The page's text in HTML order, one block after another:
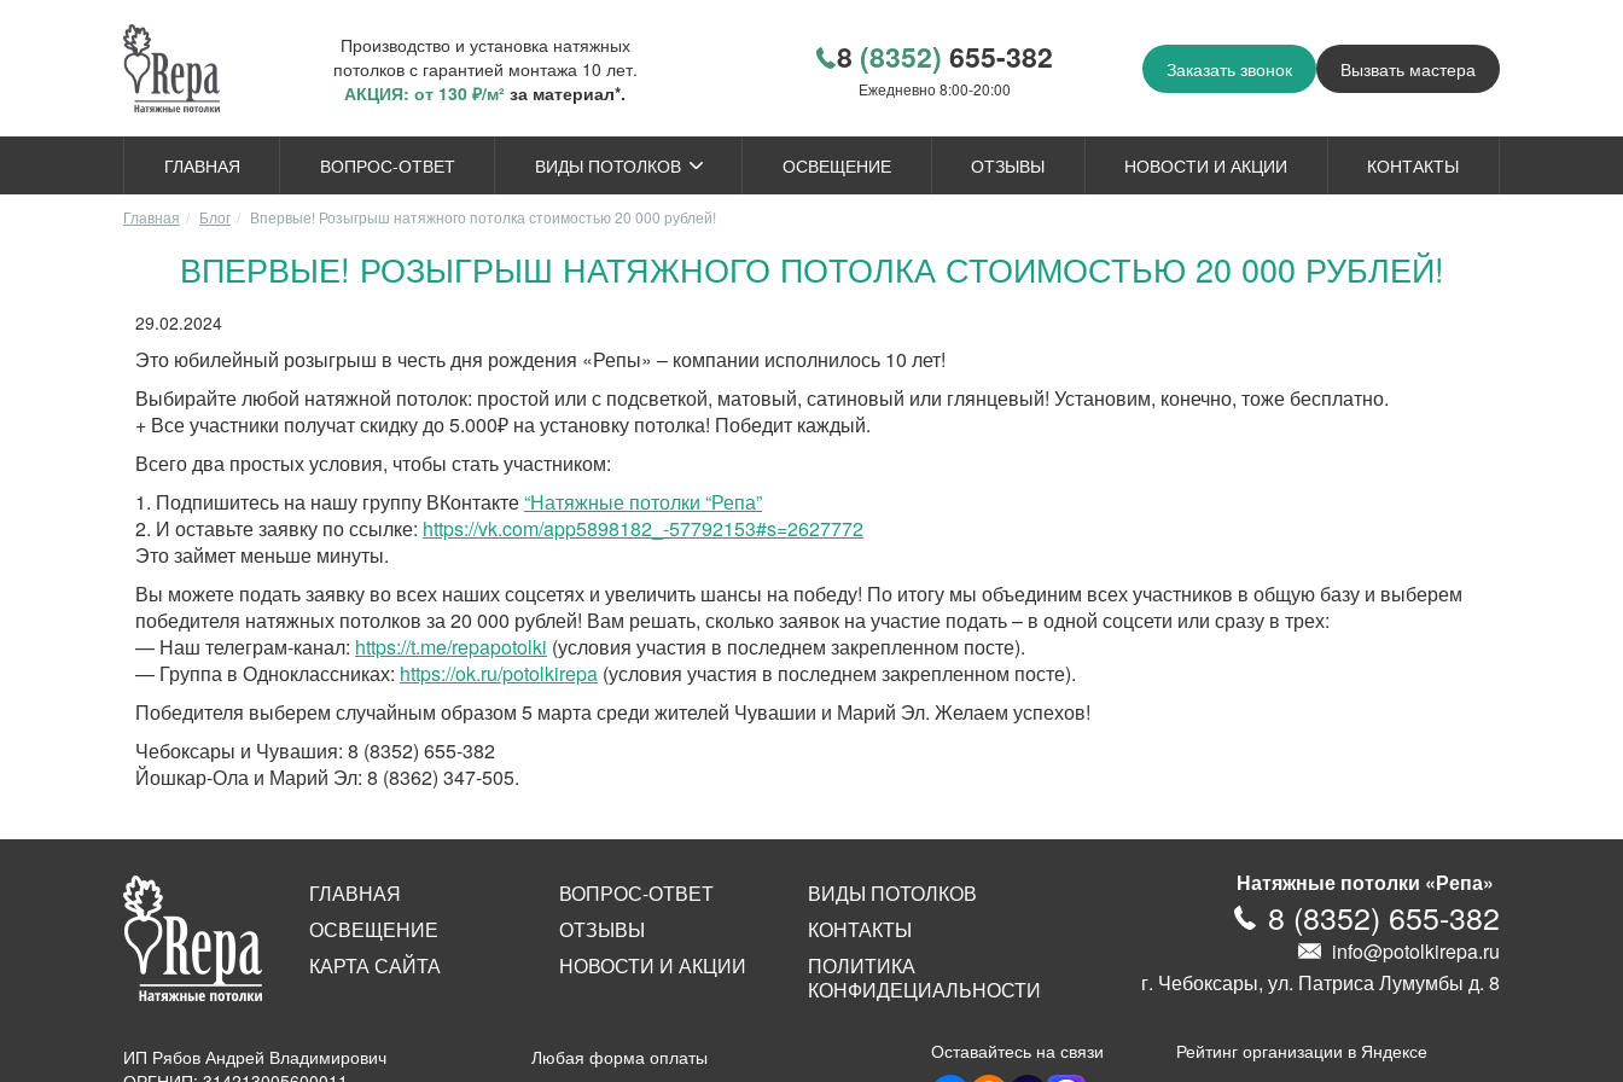
Производство и установка натяжных
потолков с гарантией монтажа 10 лет.
АКЦИЯ: от 130 ₽/м² за материал*.
8 (8352) 655-382
Ежедневно 8:00-20:00
Заказать звонок Вызвать мастера
ГЛАВНАЯ ВОПРОС-ОТВЕТ ВИДЫ ПОТОЛКОВ ОСВЕЩЕНИЕ ОТЗЫВЫ НОВОСТИ И АКЦИИ КОНТАКТЫ
Главная Блог Впервые! Розыгрыш натяжного потолка стоимостью 20 000 рублей!
ВПЕРВЫЕ! РОЗЫГРЫШ НАТЯЖНОГО ПОТОЛКА СТОИМОСТЬЮ 20 000 РУБЛЕЙ!
29.02.2024
Это юбилейный розыгрыш в честь дня рождения «Репы» – компании исполнилось 10 лет!
Выбирайте любой натяжной потолок: простой или с подсветкой, матовый, сатиновый или глянцевый! Установим, конечно, тоже бесплатно.
+ Все участники получат скидку до 5.000₽ на установку потолка! Победит каждый.
Всего два простых условия, чтобы стать участником:
1. Подпишитесь на нашу группу ВКонтакте“Натяжные потолки “Репа”
2. И оставьте заявку по ссылке: https://vk.com/app5898182_-57792153#s=2627772
Это займет меньше минуты.
Вы можете подать заявку во всех наших соцсетях и увеличить шансы на победу! По итогу мы объединим всех участников в общую базу и выберем
победителя натяжных потолков за 20 000 рублей! Вам решать, сколько заявок на участие подать – в одной соцсети или сразу в трех:
— Наш телеграм-канал: https://t.me/repapotolki (условия участия в последнем закрепленном посте).
— Группа в Одноклассниках: https://ok.ru/potolkirepa (условия участия в последнем закрепленном посте).
Победителя выберем случайным образом 5 марта среди жителей Чувашии и Марий Эл. Желаем успехов!
Чебоксары и Чувашия: 8 (8352) 655-382
Йошкар-Ола и Марий Эл: 8 (8362) 347-505.
Натяжные потолки «Репа»
8 (8352) 655-382
info@potolkirepa.ru
г. Чебоксары, ул. Патриса Лумумбы д. 8
ГЛАВНАЯ ВОПРОС-ОТВЕТ
ВИДЫ ПОТОЛКОВ
ОСВЕЩЕНИЕ
ОТЗЫВЫ
КОНТАКТЫ
КАРТА САЙТА
НОВОСТИ И АКЦИИ
ПОЛИТИКА
КОНФИДЕЦИАЛЬНОСТИ
ИП Рябов Андрей Владимирович
Любая форма оплаты Оставайтесь на связи Рейтинг организации в Яндексе